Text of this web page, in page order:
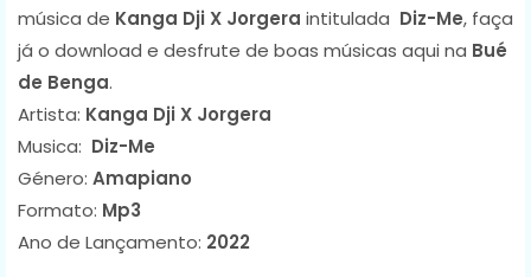
música de Kanga Dji X Jorgera intitulada Diz-Me, faça
já o download e desfrute de boas músicas aqui na Bué
de Benga.
Artista: Kanga Dji X Jorgera
Musica: Diz-Me
Género: Amapiano
Formato: Mp3
Ano de Lançamento: 2022